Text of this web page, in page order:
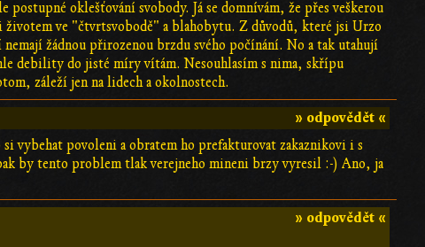
oklešťování svobody. Já se domnívám, že přes veškerou
ve "čtvrtsvobodě" a blahobytu. Z důvodů, které jsi Urzo
žádnou přirozenou brzdu svého počínání. No a tak utahují
debility do jisté míry vítám. Nesouhlasím s nima, skřípu
záleží jen na lidech a okolnostech.
» odpovědět «
vybehat povoleni a obratem ho prefakturovat zakaznikovi i s
by tento problem tlak verejneho mineni brzy vyresil :-) Ano, ja
» odpovědět «